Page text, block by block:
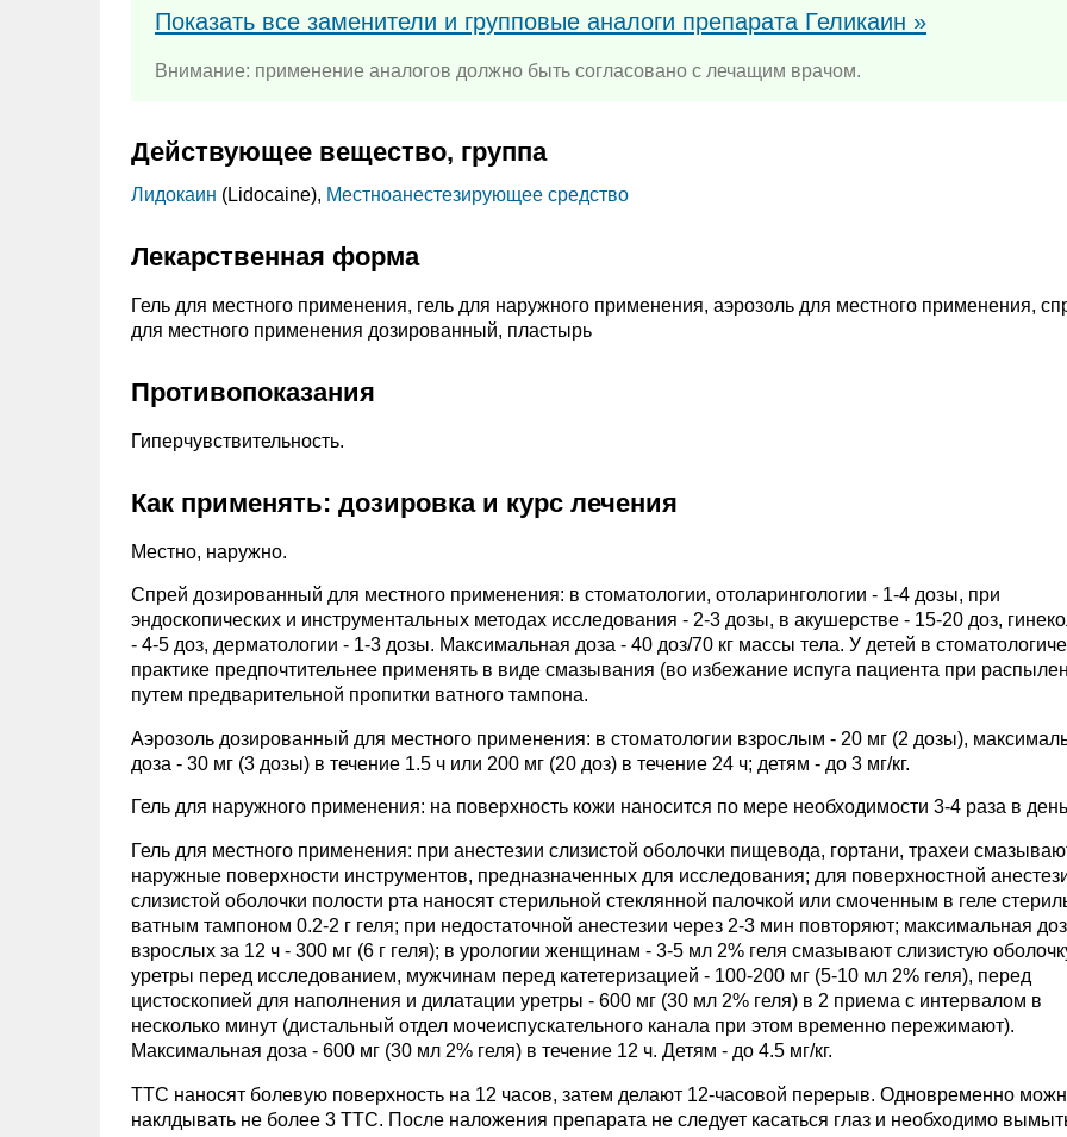
Показать все заменители и групповые аналоги препарата Геликаин »
Внимание: применение аналогов должно быть согласовано с лечащим врачом.
Действующее вещество, группа
Лидокаин (Lidocaine), Местноанестезирующее средство
Лекарственная форма
Гель для местного применения, гель для наружного применения, аэрозоль для местного применения,
для местного применения дозированный, пластырь
Противопоказания
Гиперчувствительность.
Как применять: дозировка и курс лечения
Местно, наружно.
Спрей дозированный для местного применения: в стоматологии, отоларингологии - 1-4 дозы, при
эндоскопических и инструментальных методах исследования - 2-3 дозы, в акушерстве - 15-20 доз,
- 4-5 доз, дерматологии - 1-3 дозы. Максимальная доза - 40 доз/70 кг массы тела. У детей в
практике предпочтительнее применять в виде смазывания (во избежание испуга пациента при
путем предварительной пропитки ватного тампона.
Аэрозоль дозированный для местного применения: в стоматологии взрослым - 20 мг (2 дозы),
доза - 30 мг (3 дозы) в течение 1.5 ч или 200 мг (20 доз) в течение 24 ч; детям - до 3 мг/кг.
Гель для наружного применения: на поверхность кожи наносится по мере необходимости 3-4 раза в
Гель для местного применения: при анестезии слизистой оболочки пищевода, гортани, трахеи
наружные поверхности инструментов, предназначенных для исследования; для поверхностной
слизистой оболочки полости рта наносят стерильной стеклянной палочкой или смоченным в геле
ватным тампоном 0.2-2 г геля; при недостаточной анестезии через 2-3 мин повторяют; максимальная
взрослых за 12 ч - 300 мг (6 г геля); в урологии женщинам - 3-5 мл 2% геля смазывают слизистую
уретры перед исследованием, мужчинам перед катетеризацией - 100-200 мг (5-10 мл 2% геля), перед
цистоскопией для наполнения и дилатации уретры - 600 мг (30 мл 2% геля) в 2 приема с интервалом в
несколько минут (дистальный отдел мочеиспускательного канала при этом временно пережимают).
Максимальная доза - 600 мг (30 мл 2% геля) в течение 12 ч. Детям - до 4.5 мг/кг.
ТТС наносят болевую поверхность на 12 часов, затем делают 12-часовой перерыв. Одновременно
наклдывать не более 3 ТТС. После наложения препарата не следует касаться глаз и необходимо